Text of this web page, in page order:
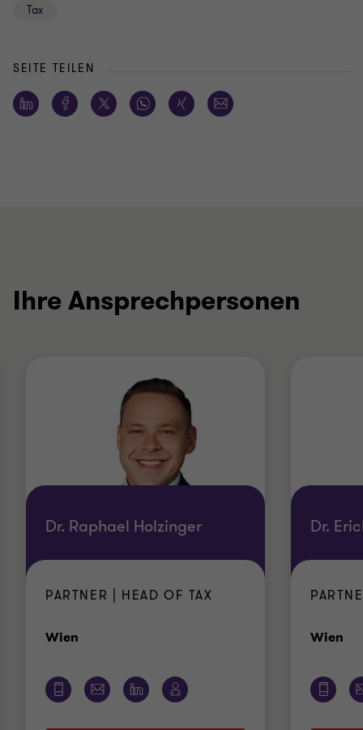
Tax
SEITE TEILEN
Ihre Ansprechpersonen
Dr. Raphael Holzinger
PARTNER | HEAD OF TAX
Wien
Dr.
Wien